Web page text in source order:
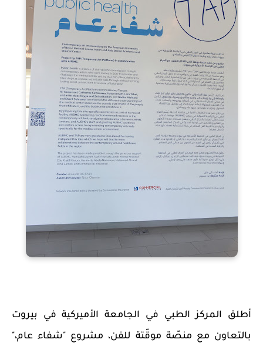
أطلق المركز الطبي في الجامعة الأميركية في بيروت
بالتعاون مع منصّة موقّتة للفن، مشروع "شفاء عام،"